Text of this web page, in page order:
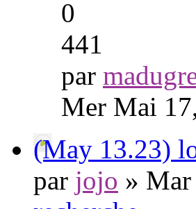
0
441
par
Mer Mai
(May 13.23)
par jojo »